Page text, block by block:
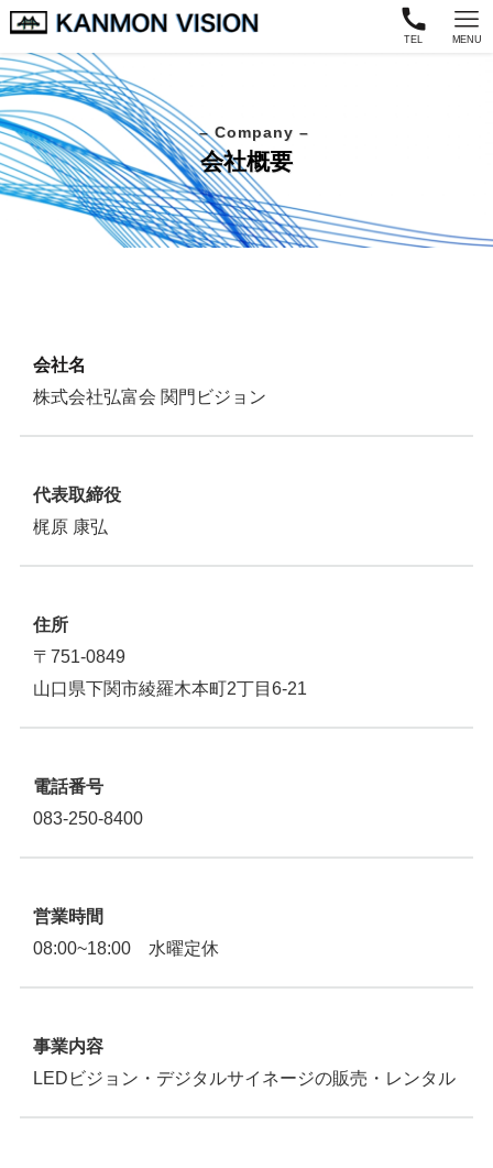
TEL MENU
会社概要
– Company –
会社名
株式会社弘富会 関門ビジョン
代表取締役
梶原 康弘
住所
〒751-0849
山口県下関市綾羅木本町2丁目6-21
電話番号
083-250-8400
営業時間
08:00~18:00 水曜定休
事業内容
LEDビジョン・デジタルサイネージの販売・レンタル